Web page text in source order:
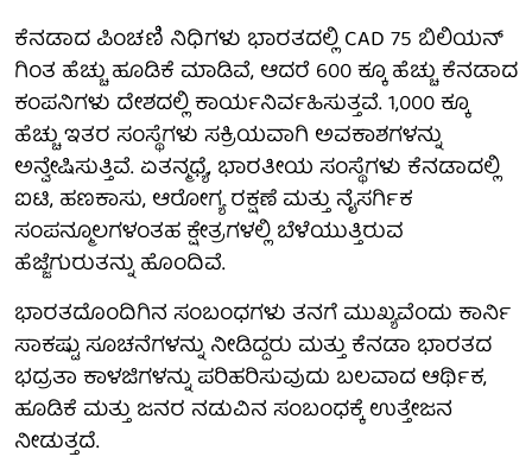
ಕೆನಡಾದ ಪಿಂಚಣಿ ನಿಧಿಗಳು ಭಾರತದಲ್ಲಿ CAD 75 ಬಿಲಿಯನ್
ಗಿಂತ ಹೆಚ್ಚು ಹೂಡಿಕೆ ಮಾಡಿವೆ, ಆದರೆ 600 ಕ್ಕೂ ಹೆಚ್ಚು ಕೆನಡಾದ
ಕಂಪನಿಗಳು ದೇಶದಲ್ಲಿ ಕಾರ್ಯನಿರ್ವಹಿಸುತ್ತವೆ. 1,000 ಕ್ಕೂ
ಹೆಚ್ಚು ಇತರ ಸಂಸ್ಥೆಗಳು ಸಕ್ರಿಯವಾಗಿ ಅವಕಾಶಗಳನ್ನು
ಅನ್ವೇಷಿಸುತ್ತಿವೆ. ಏತನ್ಮಧ್ಯೆ, ಭಾರತೀಯ ಸಂಸ್ಥೆಗಳು ಕೆನಡಾದಲ್ಲಿ
ಐಟಿ, ಹಣಕಾಸು, ಆರೋಗ್ಯ ರಕ್ಷಣೆ ಮತ್ತು ನೈಸರ್ಗಿಕ
ಸಂಪನ್ಮೂಲಗಳಂತಹ ಕ್ಷೇತ್ರಗಳಲ್ಲಿ ಬೆಳೆಯುತ್ತಿರುವ
ಹೆಜ್ಜೆಗುರುತನ್ನು ಹೊಂದಿವೆ.
ಭಾರತದೊಂದಿಗಿನ ಸಂಬಂಧಗಳು ತನಗೆ ಮುಖ್ಯವೆಂದು ಕಾರ್ನಿ
ಸಾಕಷ್ಟು ಸೂಚನೆಗಳನ್ನು ನೀಡಿದ್ದರು ಮತ್ತು ಕೆನಡಾ ಭಾರತದ
ಭದ್ರತಾ ಕಾಳಜಿಗಳನ್ನು ಪರಿಹರಿಸುವುದು ಬಲವಾದ ಆರ್ಥಿಕ,
ಹೂಡಿಕೆ ಮತ್ತು ಜನರ ನಡುವಿನ ಸಂಬಂಧಕ್ಕೆ ಉತ್ತೇಜನ
ನೀಡುತ್ತದೆ.